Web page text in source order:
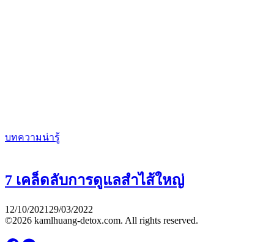
บทความน่ารู้
7 เคล็ดลับการดูแลสำไส้ใหญ่
12/10/2021 29/03/2022
©2026 kamlhuang-detox.com. All rights reserved.